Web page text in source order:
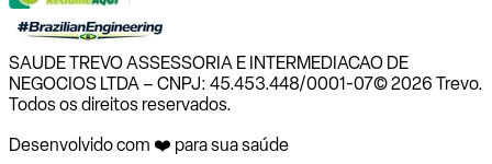
SAUDE TREVO ASSESSORIA E INTERMEDIACAO DE
NEGOCIOS LTDA – CNPJ: 45.453.448/0001-07© 2026 Trevo.
Todos os direitos reservados.
Desenvolvido com ❤️ para sua saúde